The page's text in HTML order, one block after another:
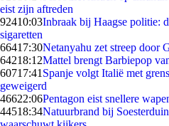
eist zijn aftreden
92410:03Inbraak bij Haagse politie:
sigaretten
66417:30Netanyahu zet streep door
64218:12Mattel brengt Barbiepop
60717:41 Spanje volgt Italië met
geweigerd
46622:06Pentagon eist snellere
44518:34Natuurbrand bij